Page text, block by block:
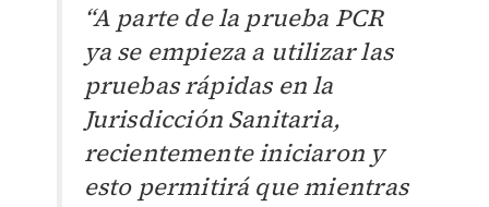
“A parte de la prueba PCR
ya se empieza a utilizar las
pruebas rápidas en la
Jurisdicción Sanitaria,
recientemente iniciaron y
esto permitirá que mientras